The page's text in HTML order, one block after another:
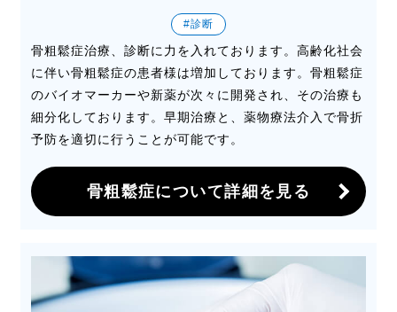
#診断
骨粗鬆症治療、診断に力を入れております。高齢化社会
に伴い骨粗鬆症の患者様は増加しております。骨粗鬆症
のバイオマーカーや新薬が次々に開発され、その治療も
細分化しております。早期治療と、薬物療法介入で骨折
予防を適切に行うことが可能です。
骨粗鬆症について詳細を見る